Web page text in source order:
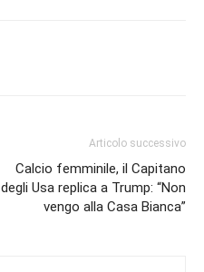
Articolo successivo
Calcio femminile, il Capitano
degli Usa replica a Trump: “Non
vengo alla Casa Bianca”